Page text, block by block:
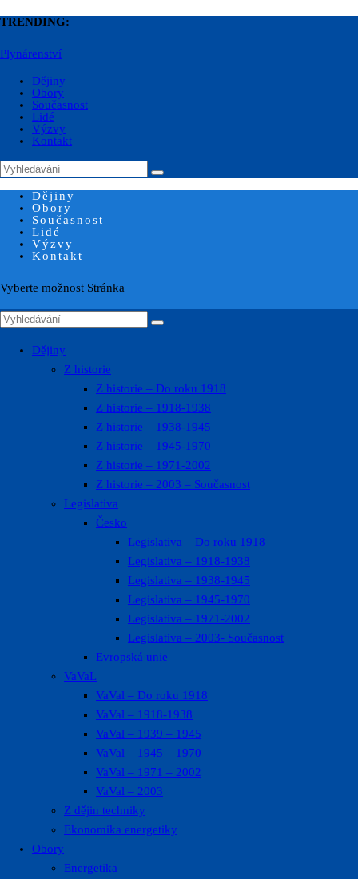
TRENDING:
Plynárenství
Dějiny
Obory
Současnost
Lidé
Výzvy
Kontakt
Dějiny
Obory
Současnost
Lidé
Výzvy
Kontakt
Vyberte možnost Stránka
Dějiny
Z historie
Z historie – Do roku 1918
Z historie – 1918-1938
Z historie – 1938-1945
Z historie – 1945-1970
Z historie – 1971-2002
Z historie – 2003 – Současnost
Legislativa
Česko
Legislativa – Do roku 1918
Legislativa – 1918-1938
Legislativa – 1938-1945
Legislativa – 1945-1970
Legislativa – 1971-2002
Legislativa – 2003- Současnost
Evropská unie
VaVaL
VaVal – Do roku 1918
VaVal – 1918-1938
VaVal – 1939 – 1945
VaVal – 1945 – 1970
VaVal – 1971 – 2002
VaVal – 2003
Z dějin techniky
Ekonomika energetiky
Obory
Energetika